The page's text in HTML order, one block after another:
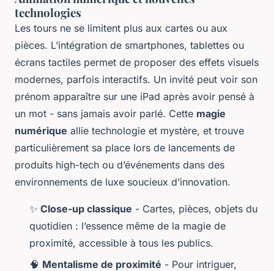
technologies
Les tours ne se limitent plus aux cartes ou aux
pièces. L’intégration de smartphones, tablettes ou
écrans tactiles permet de proposer des effets visuels
modernes, parfois interactifs. Un invité peut voir son
prénom apparaître sur une iPad après avoir pensé à
un mot - sans jamais avoir parlé. Cette magie
numérique allie technologie et mystère, et trouve
particulièrement sa place lors de lancements de
produits high-tech ou d’événements dans des
environnements de luxe soucieux d’innovation.
✨ Close-up classique - Cartes, pièces, objets du
quotidien : l’essence même de la magie de
proximité, accessible à tous les publics.
🧠 Mentalisme de proximité - Pour intriguer,